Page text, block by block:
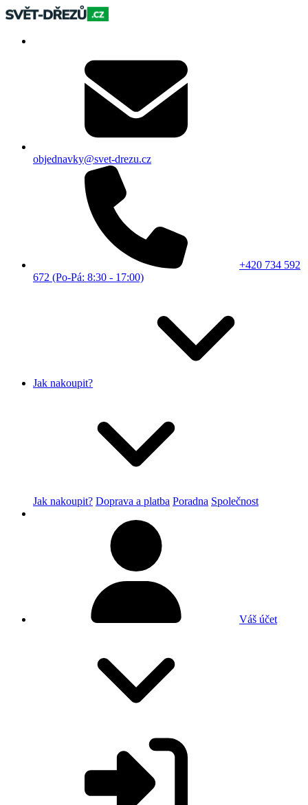
objednavky@svet-drezu.cz
+420 734 592
672 (Po-Pá: 8:30 - 17:00)
Jak nakoupit?
Jak nakoupit? Doprava a platba Poradna Společnost
Váš účet